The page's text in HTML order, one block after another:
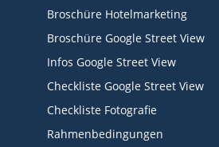
Broschüre Hotelmarketing
Broschüre Google Street View
Infos Google Street View
Checkliste Google Street View
Checkliste Fotografie
Rahmenbedingungen